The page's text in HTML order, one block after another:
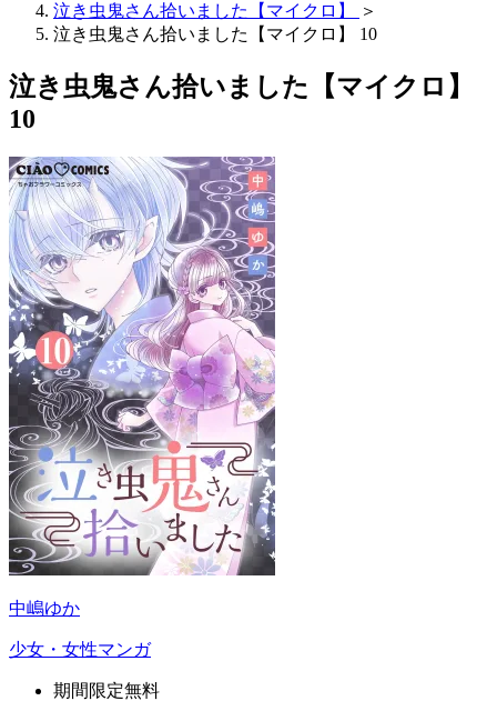
泣き虫鬼さん拾いました【マイクロ】
＞
泣き虫鬼さん拾いました【マイクロ】 10
泣き虫鬼さん拾いました【マイクロ】
10
中嶋ゆか
少女・女性マンガ
期間限定無料